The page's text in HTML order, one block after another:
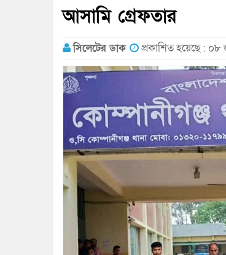
আসামি গ্রেফতার
সিলেটের ডাক প্রকাশিত হয়েছে :